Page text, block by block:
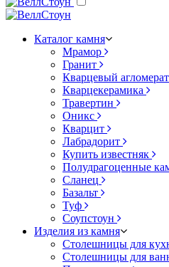
Каталог камня
Мрамор
Гранит
Кварцевый агломерат
Кварцекерамика
Травертин
Оникс
Кварцит
Лабрадорит
Купить известняк
Полудрагоценные
Сланец
Базальт
Туф
Соупстоун
Изделия из камня
Столешницы для
Столешницы для